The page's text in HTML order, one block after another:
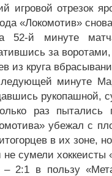
игровой отрезок
«Локомотив»
52-й минуте матча
за
из круга
минуте
рукопашной,
раз
убежал с
в их зоне,
не сумели хоккеисты
– 2:1 в пользу